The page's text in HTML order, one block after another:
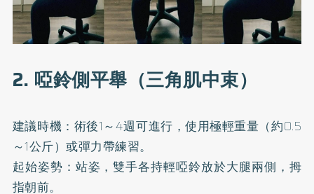
2. 啞鈴側平舉（三角肌中束）
建議時機：術後1～4週可進行，使用極輕重量（約0.5
～1公斤）或彈力帶練習。
起始姿勢：站姿，雙手各持輕啞鈴放於大腿兩側，拇
指朝前。